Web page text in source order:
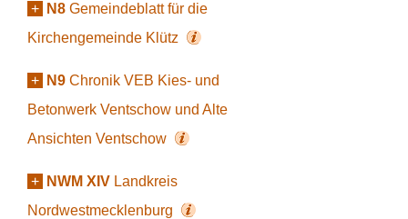
+ N8 Gemeindeblatt für die
Kirchengemeinde Klütz
+ N9 Chronik VEB Kies- und
Betonwerk Ventschow und Alte
Ansichten Ventschow
+ NWM XIV Landkreis
Nordwestmecklenburg